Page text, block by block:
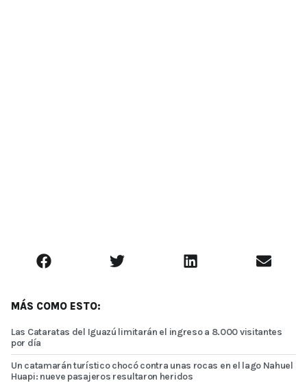
MÁS COMO ESTO:
Las Cataratas del Iguazú limitarán el ingreso a 8.000 visitantes
por día
Un catamarán turístico chocó contra unas rocas en el lago Nahuel
Huapi: nueve pasajeros resultaron heridos